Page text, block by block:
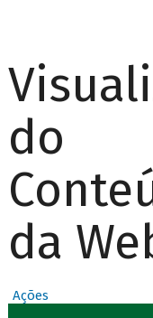
do
da
Ações